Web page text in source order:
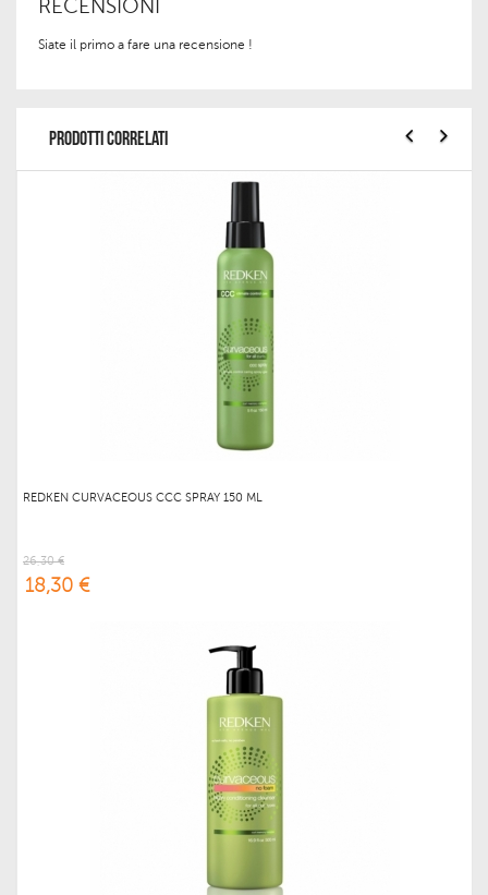
RECENSIONI
Siate il primo a fare una recensione !
PRODOTTI CORRELATI
REDKEN CURVACEOUS CCC SPRAY 150 ML
26,30 €
18,30 €